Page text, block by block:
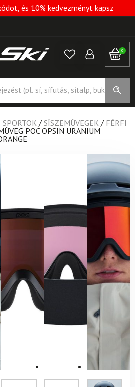
és 10% kedvezményt kapsz
0
/ SÍSZEMÜVEGEK / FÉRFI
POC OPSIN URANIUM